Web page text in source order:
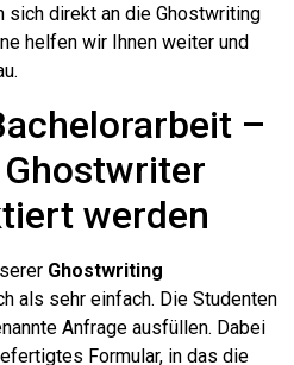
sich direkt an die Ghostwriting
helfen wir Ihnen weiter und
–
werden
Ghostwriting
als sehr einfach. Die Studenten
Anfrage ausfüllen. Dabei
Formular, in das die